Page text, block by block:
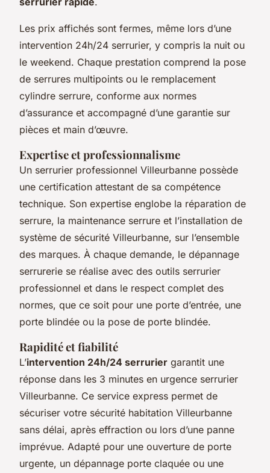
Les prix affichés sont fermes, même lors d’une
intervention 24h/24 serrurier, y compris la nuit ou
le weekend. Chaque prestation comprend la pose
de serrures multipoints ou le remplacement
cylindre serrure, conforme aux normes
d’assurance et accompagné d’une garantie sur
pièces et main d’œuvre.
Expertise et professionnalisme
Un serrurier professionnel Villeurbanne possède
une certification attestant de sa compétence
technique. Son expertise englobe la réparation de
serrure, la maintenance serrure et l’installation de
système de sécurité Villeurbanne, sur l’ensemble
des marques. À chaque demande, le dépannage
serrurerie se réalise avec des outils serrurier
professionnel et dans le respect complet des
normes, que ce soit pour une porte d’entrée, une
porte blindée ou la pose de porte blindée.
Rapidité et fiabilité
L’intervention 24h/24 serrurier garantit une
réponse dans les 3 minutes en urgence serrurier
Villeurbanne. Ce service express permet de
sécuriser votre sécurité habitation Villeurbanne
sans délai, après effraction ou lors d’une panne
imprévue. Adapté pour une ouverture de porte
urgente, un dépannage porte claquée ou une